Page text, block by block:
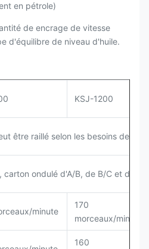
en pétrole)
de encrage de vitesse
d'équilibre de niveau d'huile.
KSJ-1200
être raillé selon les besoins de
carton ondulé d'A/B, de B/C et d'A/
minute
170
morceaux/minute
160